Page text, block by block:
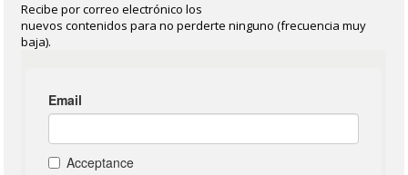
Recibe por correo electrónico los
nuevos contenidos para no perderte ninguno (frecuencia muy
baja).